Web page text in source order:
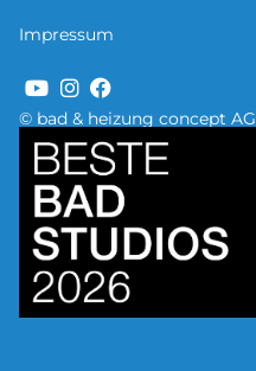
© bad & heizung concept AG
Impressum